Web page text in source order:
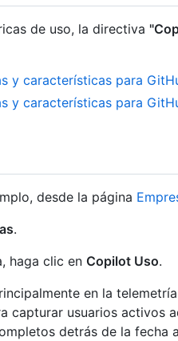
de uso, la directiva
y características para
y características para
desde la página
.
haga clic en Copilot Uso.
en la
capturar usuarios activos
detrás de la fecha